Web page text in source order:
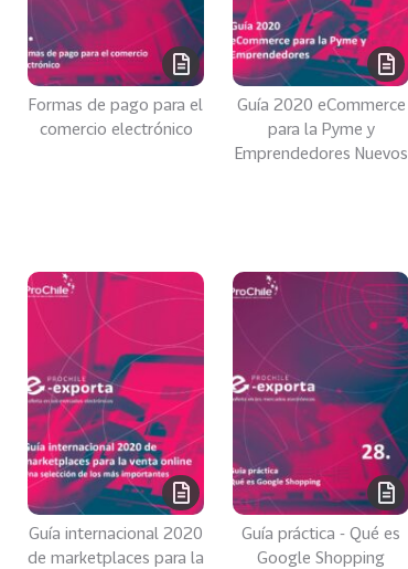
Formas de pago para el
comercio electrónico
Guía 2020 eCommerce
para la Pyme y
Emprendedores Nuevos
Guía internacional 2020
de marketplaces para la
Guía práctica - Qué es
Google Shopping